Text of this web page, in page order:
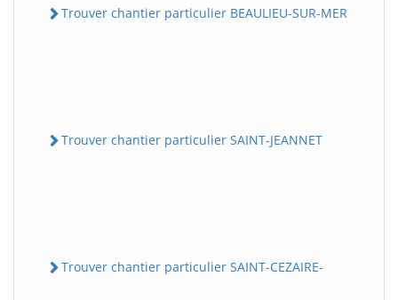
Trouver chantier particulier BEAULIEU-SUR-MER
Trouver chantier particulier SAINT-JEANNET
Trouver chantier particulier SAINT-CEZAIRE-